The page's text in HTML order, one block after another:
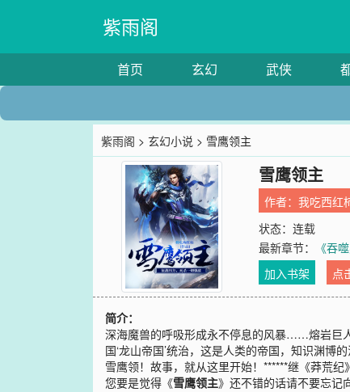
紫雨阁
首页 玄幻 武侠
紫雨阁 >玄幻小说 > 雪鹰领主
雪鹰领主
作者：我吃西红
状态：连载
最新章节：
《吞
加入书架
点
简介：
深海魔兽的呼吸形成永不停息的风暴……熔岩
国‘龙山帝国’统治，这是人类的帝国，知识渊
雪鹰领！故事，就从这里开始！******继《莽荒
您要是觉得《雪鹰领主》还不错的话请不要忘记